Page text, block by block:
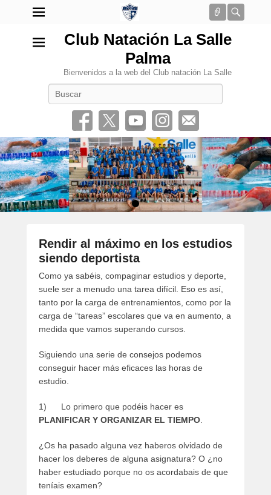
Conectar
Club Natación La Salle
Palma
Bienvenidos a la web del Club natación La Salle
•
Rendir al máximo en los estudios
siendo deportista
P
u
b
l
i
a
d
o
l
2
d
e
n
o
Como ya sabéis, compaginar estudios y deporte,
suele ser a menudo una tarea difícil. Eso es así,
tanto por la carga de entrenamientos, como por la
carga de “tareas” escolares que va en aumento, a
medida que vamos superando cursos.
Siguiendo una serie de consejos podemos
conseguir hacer más eficaces las horas de
estudio.
1) Lo primero que podéis hacer es
PLANIFICAR Y ORGANIZAR EL TIEMPO.
¿Os ha pasado alguna vez haberos olvidado de
hacer los deberes de alguna asignatura? O ¿no
haber estudiado porque no os acordabais de que
teníais examen?